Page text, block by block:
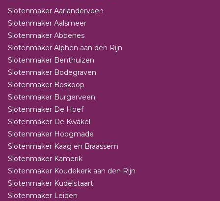
Slotenmaker Aarlanderveen
Slotenmaker Aalsmeer
Slotenmaker Abbenes
Slotenmaker Alphen aan den Rijn
Slotenmaker Benthuizen
Slotenmaker Bodegraven
Slotenmaker Boskoop
Slotenmaker Burgerveen
Slotenmaker De Hoef
Slotenmaker De Kwakel
Slotenmaker Hoogmade
Slotenmaker Kaag en Braassem
Slotenmaker Kamerik
Slotenmaker Koudekerk aan den Rijn
Slotenmaker Kudelstaart
Slotenmaker Leiden